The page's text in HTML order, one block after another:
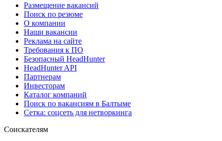
Размещение вакансий
Поиск по резюме
О компании
Наши вакансии
Реклама на сайте
Требования к ПО
Безопасный HeadHunter
HeadHunter API
Партнерам
Инвесторам
Каталог компаний
Поиск по вакансиям в Балтыме
Сетка: соцсеть для нетворкинга
Соискателям